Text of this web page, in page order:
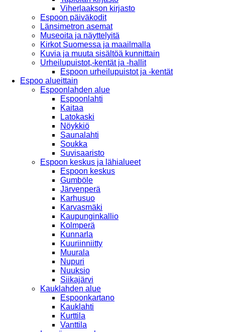
Viherlaakson kirjasto
Espoon päiväkodit
Länsimetron asemat
Museoita ja näyttelyitä
Kirkot Suomessa ja maailmalla
Kuvia ja muuta sisältöä kunnittain
Urheilupuistot,-kentät ja -hallit
Espoon urheilupuistot ja -kentät
Espoo alueittain
Espoonlahden alue
Espoonlahti
Kaitaa
Latokaski
Nöykkiö
Saunalahti
Soukka
Suvisaaristo
Espoon keskus ja lähialueet
Espoon keskus
Gumböle
Järvenperä
Karhusuo
Karvasmäki
Kaupunginkallio
Kolmperä
Kunnarla
Kuuriinniitty
Muurala
Nupuri
Nuuksio
Siikajärvi
Kauklahden alue
Espoonkartano
Kauklahti
Kurttila
Vanttila